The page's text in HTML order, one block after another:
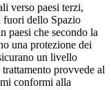
verso paesi terzi,
fuori dello Spazio
paesi che secondo la
una protezione dei
un livello
provvede al
conformi alla